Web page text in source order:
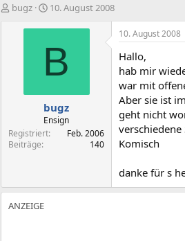
E
bugz
E
s
e
l
t
a
m
10. August 2008
B
bugz
Ensign
Registriert
Feb. 2006
Beiträge
140
10. August 2008
Hallo,
hab mir
war mit
Aber sie ist
geht nicht
Komisch
danke für s